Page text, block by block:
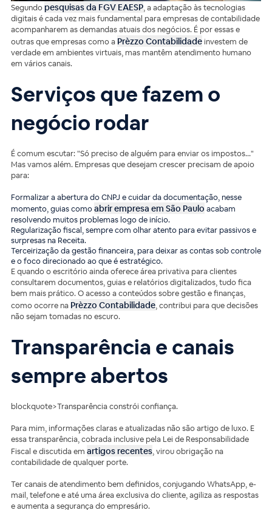
Segundopesquisas da FGV EAESP, a adaptação às tecnologias
digitais é cada vez mais fundamental para empresas de contabilidade
acompanharem as demandas atuais dos negócios. É por essas e
outras que empresas como a Prèzzo Contabilidadeinvestem de
verdade em ambientes virtuais, mas mantêm atendimento humano
em vários canais.
Serviços que fazem o
negócio rodar
É comum escutar: "Só preciso de alguém para enviar os impostos…"
Mas vamos além. Empresas que desejam crescer precisam de apoio
para:
Formalizar a abertura do CNPJ e cuidar da documentação, nesse
momento, guias comoabrir empresa em São Paulo acabam
resolvendo muitos problemas logo de início.
Regularização fiscal, sempre com olhar atento para evitar passivos e
surpresas na Receita.
Terceirização da gestão financeira, para deixar as contas sob controle
e o foco direcionado ao que é estratégico.
E quando o escritório ainda oferece área privativa para clientes
consultarem documentos, guias e relatórios digitalizados, tudo fica
bem mais prático. O acesso a conteúdos sobre gestão e finanças,
como ocorre na Prèzzo Contabilidade, contribui para que decisões
não sejam tomadas no escuro.
Transparência e canais
sempre abertos
blockquote>Transparência constrói confiança.
Para mim, informações claras e atualizadas não são artigo de luxo. E
essa transparência, cobrada inclusive pela Lei de Responsabilidade
Fiscal e discutida em artigos recentes, virou obrigação na
contabilidade de qualquer porte.
Ter canais de atendimento bem definidos, conjugando WhatsApp, e-
mail, telefone e até uma área exclusiva do cliente, agiliza as respostas
e aumenta a segurança do empresário.